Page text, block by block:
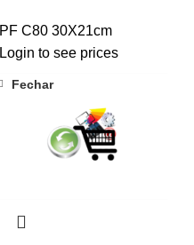
PF C80 30X21cm
Login to see prices
Fechar